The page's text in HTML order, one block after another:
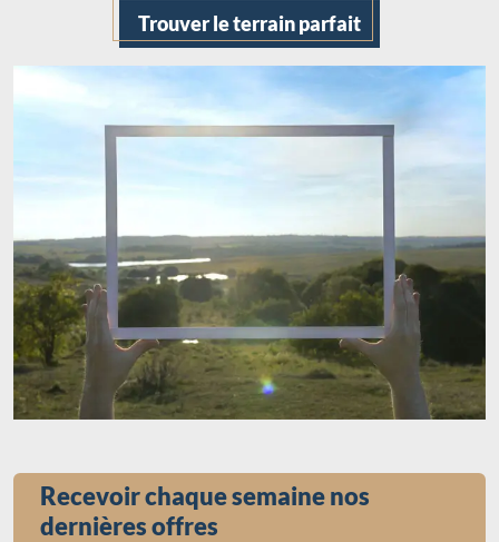
Trouver le terrain parfait
Recevoir chaque semaine nos
dernières offres